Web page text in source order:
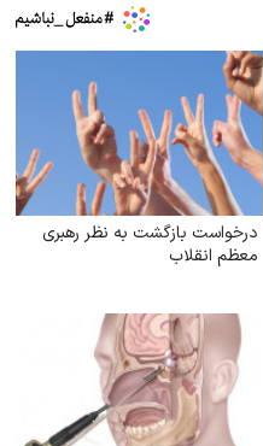
درخواست بازگشت به نظر رهبری
معظم انقلاب